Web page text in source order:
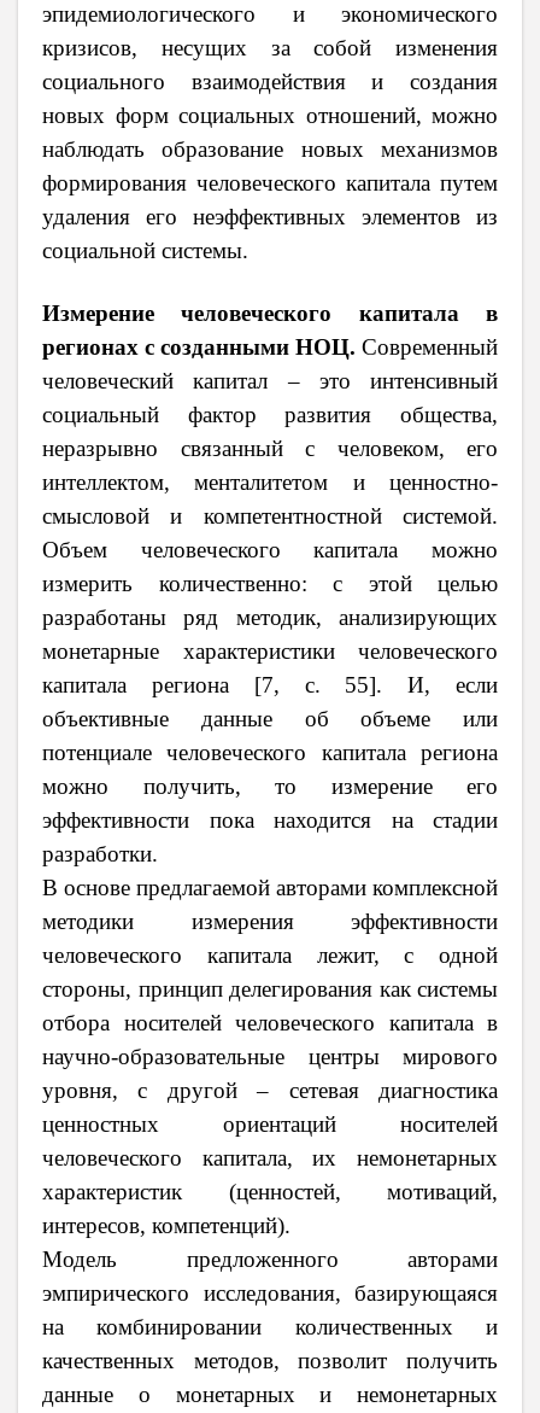
эпидемиологического и экономического
кризисов, несущих за собой изменения
социального взаимодействия и создания
новых форм социальных отношений, можно
наблюдать образование новых механизмов
формирования человеческого капитала путем
удаления его неэффективных элементов из
социальной системы.
Измерение человеческого капитала в
регионах с созданными НОЦ. Современный
человеческий капитал – это интенсивный
социальный фактор развития общества,
неразрывно связанный с человеком, его
интеллектом, менталитетом и ценностно-
смысловой и компетентностной системой.
Объем человеческого капитала можно
измерить количественно: с этой целью
разработаны ряд методик, анализирующих
монетарные характеристики человеческого
капитала региона [7, с. 55]. И, если
объективные данные об объеме или
потенциале человеческого капитала региона
можно получить, то измерение его
эффективности пока находится на стадии
разработки.
В основе предлагаемой авторами комплексной
методики измерения эффективности
человеческого капитала лежит, с одной
стороны, принцип делегирования как системы
отбора носителей человеческого капитала в
научно-образовательные центры мирового
уровня, с другой – сетевая диагностика
ценностных ориентаций носителей
человеческого капитала, их немонетарных
характеристик (ценностей, мотиваций,
интересов, компетенций).
Модель предложенного авторами
эмпирического исследования, базирующаяся
на комбинировании количественных и
качественных методов, позволит получить
данные о монетарных и немонетарных